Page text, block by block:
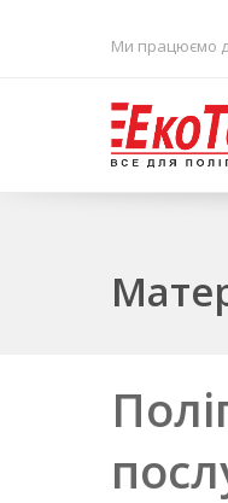
Ми працюємо